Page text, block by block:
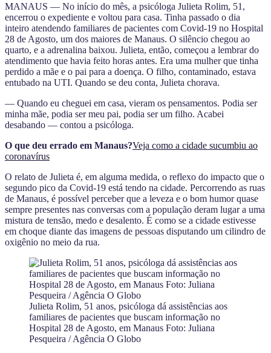
MANAUS — No início do mês, a psicóloga Julieta Rolim, 51,
encerrou o expediente e voltou para casa. Tinha passado o dia
inteiro atendendo familiares de pacientes com Covid-19 no Hospital
28 de Agosto, um dos maiores de Manaus. O silêncio chegou ao
quarto, e a adrenalina baixou. Julieta, então, começou a lembrar do
atendimento que havia feito horas antes. Era uma mulher que tinha
perdido a mãe e o pai para a doença. O filho, contaminado, estava
entubado na UTI. Quando se deu conta, Julieta chorava.
— Quando eu cheguei em casa, vieram os pensamentos. Podia ser
minha mãe, podia ser meu pai, podia ser um filho. Acabei
desabando — contou a psicóloga.
O que deu errado em Manaus?Veja como a cidade sucumbiu ao
coronavírus
O relato de Julieta é, em alguma medida, o reflexo do impacto que o
segundo pico da Covid-19 está tendo na cidade. Percorrendo as ruas
de Manaus, é possível perceber que a leveza e o bom humor quase
sempre presentes nas conversas com a população deram lugar a uma
mistura de tensão, medo e desalento. É como se a cidade estivesse
em choque diante das imagens de pessoas disputando um cilindro de
oxigênio no meio da rua.
Julieta Rolim, 51 anos, psicóloga dá assistências aos
familiares de pacientes que buscam informação no
Hospital 28 de Agosto, em Manaus Foto: Juliana
Pesqueira / Agência O Globo